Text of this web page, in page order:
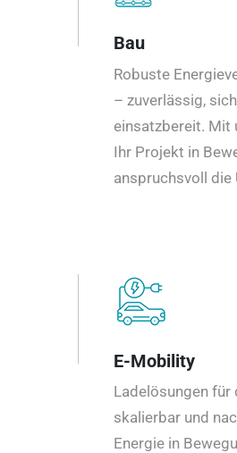
Bau
Robuste
– zuverlässig,
einsatzbereit. Mit
Ihr Projekt in
anspruchsvoll die
E-Mobility
Ladelösungen für
skalierbar und
Energie in